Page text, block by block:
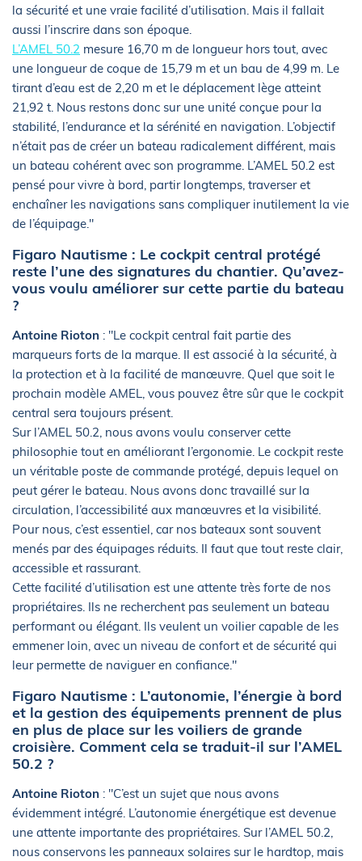
la sécurité et une vraie facilité d’utilisation. Mais il fallait
aussi l’inscrire dans son époque.
L’AMEL 50.2 mesure 16,70 m de longueur hors tout, avec
une longueur de coque de 15,79 m et un bau de 4,99 m. Le
tirant d’eau est de 2,20 m et le déplacement lège atteint
21,92 t. Nous restons donc sur une unité conçue pour la
stabilité, l’endurance et la sérénité en navigation. L’objectif
n’était pas de créer un bateau radicalement différent, mais
un bateau cohérent avec son programme. L’AMEL 50.2 est
pensé pour vivre à bord, partir longtemps, traverser et
enchaîner les navigations sans compliquer inutilement la vie
de l’équipage."
Figaro Nautisme : Le cockpit central protégé
reste l’une des signatures du chantier. Qu’avez-
vous voulu améliorer sur cette partie du bateau
?
Antoine Rioton : "Le cockpit central fait partie des
marqueurs forts de la marque. Il est associé à la sécurité, à
la protection et à la facilité de manœuvre. Quel que soit le
prochain modèle AMEL, vous pouvez être sûr que le cockpit
central sera toujours présent.
Sur l’AMEL 50.2, nous avons voulu conserver cette
philosophie tout en améliorant l’ergonomie. Le cockpit reste
un véritable poste de commande protégé, depuis lequel on
peut gérer le bateau. Nous avons donc travaillé sur la
circulation, l’accessibilité aux manœuvres et la visibilité.
Pour nous, c’est essentiel, car nos bateaux sont souvent
menés par des équipages réduits. Il faut que tout reste clair,
accessible et rassurant.
Cette facilité d’utilisation est une attente très forte de nos
propriétaires. Ils ne recherchent pas seulement un bateau
performant ou élégant. Ils veulent un voilier capable de les
emmener loin, avec un niveau de confort et de sécurité qui
leur permette de naviguer en confiance."
Figaro Nautisme : L’autonomie, l’énergie à bord
et la gestion des équipements prennent de plus
en plus de place sur les voiliers de grande
croisière. Comment cela se traduit-il sur l’AMEL
50.2 ?
Antoine Rioton : "C’est un sujet que nous avons
évidemment intégré. L’autonomie énergétique est devenue
une attente importante des propriétaires. Sur l’AMEL 50.2,
nous conservons les panneaux solaires sur le hardtop, mais